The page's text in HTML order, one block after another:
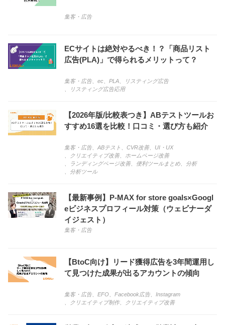
集客・広告
ECサイトは絶対やるべき！？「商品リスト
広告(PLA)」で得られるメリットって？
集客・広告、 ec PLA
リスティング広告
リスティング広告応用
【2026年版/比較表つき】ABテストツールお
すすめ16選を比較！口コミ・選び方も紹介
集客・広告、 ABテスト CVR改善、 UI・UX
クリエイティブ改善、 ホームページ改善
ランディングページ改善、 便利ツールまとめ
分析
分析ツール
【最新事例】P-MAX for store goals×Googl
eビジネスプロフィール対策（ウェビナーダ
イジェスト）
集客・広告
【BtoC向け】リード獲得広告を3年間運用し
て見つけた成果が出るアカウントの傾向
集客・広告、 EFO Facebook広告、 Instagram
クリエイティブ制作、 クリエイティブ改善